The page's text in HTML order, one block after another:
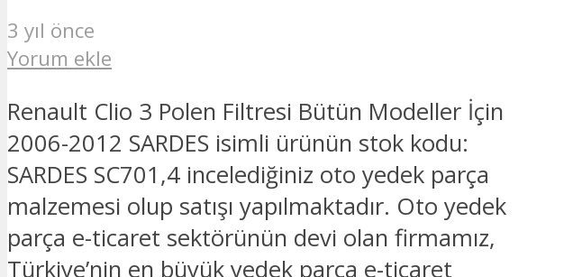
3 yıl önce
Yorum ekle
Renault Clio 3 Polen Filtresi Bütün Modeller İçin
2006-2012 SARDES isimli ürünün stok kodu:
SARDES SC701,4 incelediğiniz oto yedek parça
malzemesi olup satışı yapılmaktadır. Oto yedek
parça e-ticaret sektörünün devi olan firmamız,
Türkiye’nin en büyük yedek parça e-ticaret